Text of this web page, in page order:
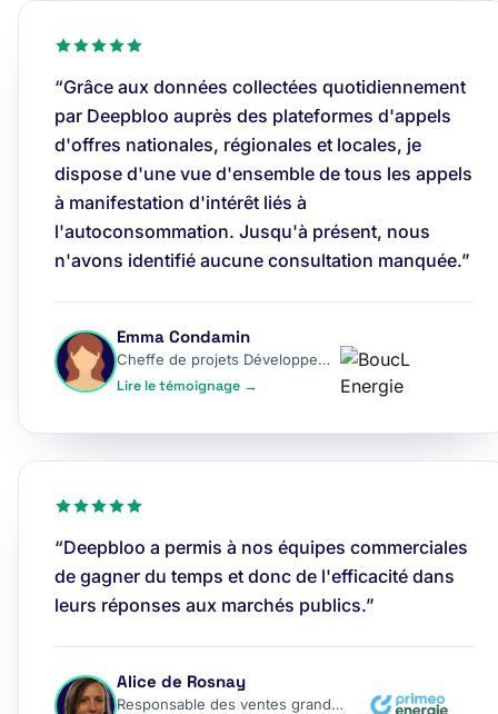
“Grâce aux données collectées quotidiennement
par Deepbloo auprès des plateformes d'appels
d'offres nationales, régionales et locales, je
dispose d'une vue d'ensemble de tous les appels
à manifestation d'intérêt liés à
l'autoconsommation. Jusqu'à présent, nous
n'avons identifié aucune consultation manquée.”
Emma Condamin
Cheffe de projets Développement
Lire le témoignage →
“Deepbloo a permis à nos équipes commerciales
de gagner du temps et donc de l'efficacité dans
leurs réponses aux marchés publics.”
Alice de Rosnay
Responsable des ventes grands comptes